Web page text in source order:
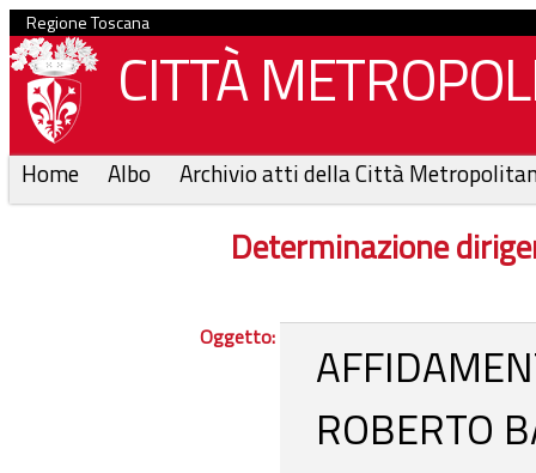
Regione Toscana
CITTÀ
Home Albo Archivio atti della Città
Determinazione
Oggetto:
ROBERTO